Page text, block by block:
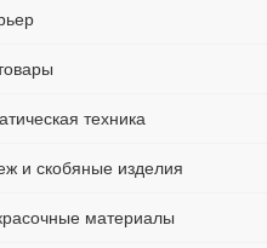
техника
и скобяные изделия
материалы